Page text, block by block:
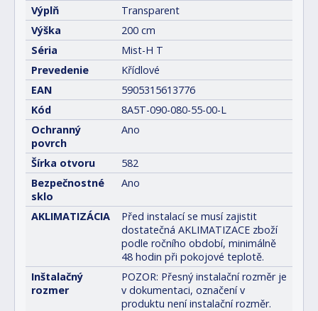
Výplň
Transparent
Výška
200 cm
Séria
Mist-H T
Prevedenie
Křídlové
EAN
5905315613776
Kód
8A5T-090-080-55-00-L
Ochranný
povrch
Ano
Šírka otvoru
582
Bezpečnostné
sklo
Ano
AKLIMATIZÁCIA
Před instalací se musí zajistit
dostatečná AKLIMATIZACE zboží
podle ročního období, minimálně
48 hodin při pokojové teplotě.
Inštalačný
rozmer
POZOR: Přesný instalační rozměr je
v dokumentaci, označení v
produktu není instalační rozměr.